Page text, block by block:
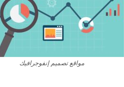
مواقع تصميم إنفوجرافيك